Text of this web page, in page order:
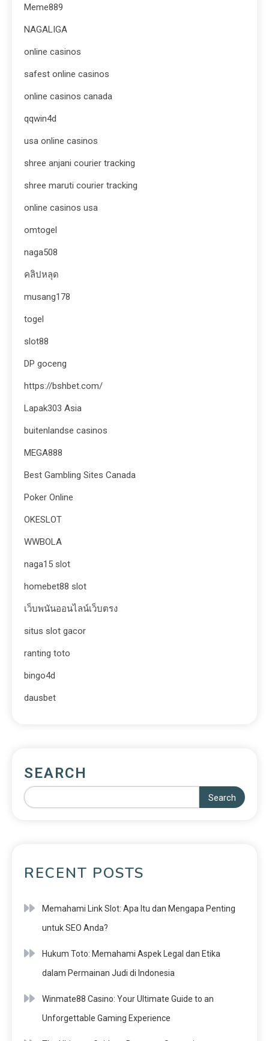
Meme889
NAGALIGA
online casinos
safest online casinos
online casinos canada
qqwin4d
usa online casinos
shree anjani courier tracking
shree maruti courier tracking
online casinos usa
omtogel
naga508
คลิปหลุด
musang178
togel
slot88
DP goceng
https://bshbet.com/
Lapak303 Asia
buitenlandse casinos
MEGA888
Best Gambling Sites Canada
Poker Online
OKESLOT
WWBOLA
naga15 slot
homebet88 slot
เว็บพนันออนไลน์เว็บตรง
situs slot gacor
ranting toto
bingo4d
dausbet
SEARCH
Search
RECENT POSTS
Memahami Link Slot: Apa Itu dan Mengapa Penting
untuk SEO Anda?
Hukum Toto: Memahami Aspek Legal dan Etika
dalam Permainan Judi di Indonesia
Winmate88 Casino: Your Ultimate Guide to an
Unforgettable Gaming Experience